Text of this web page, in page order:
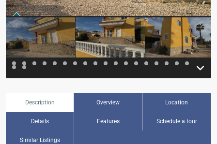
Description Overview Location
Details Features Schedule a tour
Similar Listings